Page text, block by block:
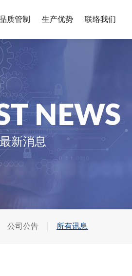
质管制 生产优势 联络我们
NEWS
最新消息
公司公告 所有讯息